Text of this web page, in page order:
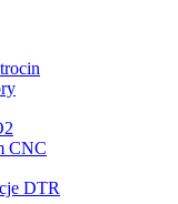
CNC
DTR